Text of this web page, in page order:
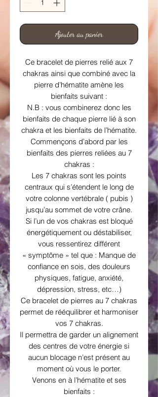
Ajouter au panier
Ce bracelet de pierres relié aux 7
chakras ainsi que combiné avec la
pierre d’hématite amène les
bienfaits suivant :
N.B : vous combinerez donc les
bienfaits de chaque pierre lié à son
chakra et les bienfaits de l’hématite.
Commençons d’abord par les
bienfaits des pierres reliées au 7
chakras :
Les 7 chakras sont les points
centraux qui s’étendent le long de
votre colonne vertébrale ( pubis )
jusqu’au sommet de votre crâne.
Si l’un de vos chakras est bloqué
énergétiquement ou déstabiliser,
vous ressentirez différent
« symptôme » tel que : Manque de
confiance en sois, des douleurs
physiques, fatigue, anxiété,
dépression, stress, etc…)
Ce bracelet de pierres au 7 chakras
permet de rééquilibrer et harmoniser
vos 7 chakras.
Il permettra de garder un alignement
des centres de votre énergie si
aucun blocage n’est présent au
moment où vous le porter.
Venons en à l’hématite et ses
bienfaits :